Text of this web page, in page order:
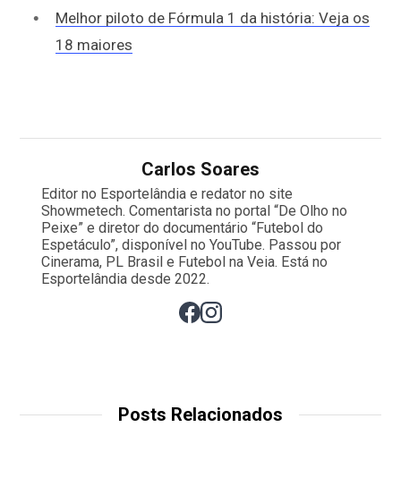
Melhor piloto de Fórmula 1 da história: Veja os
18 maiores
Carlos Soares
Editor no Esportelândia e redator no site
Showmetech. Comentarista no portal “De Olho no
Peixe” e diretor do documentário “Futebol do
Espetáculo”, disponível no YouTube. Passou por
Cinerama, PL Brasil e Futebol na Veia. Está no
Esportelândia desde 2022.
Posts Relacionados